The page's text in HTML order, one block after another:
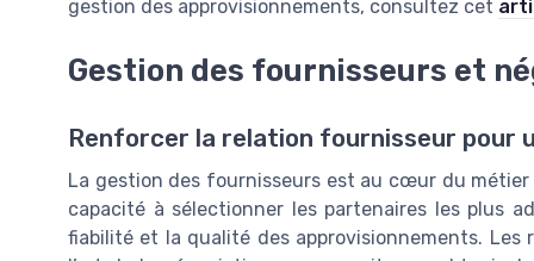
gestion des approvisionnements, consultez cet
Gestion des fournisseurs et
Renforcer la relation fournisseur pour
La gestion des fournisseurs est au cœur du métier
capacité à sélectionner les partenaires les plus
fiabilité et la qualité des approvisionnements. Les